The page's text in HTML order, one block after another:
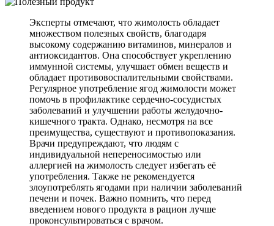
Эксперты отмечают, что жимолость обладает
множеством полезных свойств, благодаря
высокому содержанию витаминов, минералов и
антиоксидантов. Она способствует укреплению
иммунной системы, улучшает обмен веществ и
обладает противовоспалительными свойствами.
Регулярное употребление ягод жимолости может
помочь в профилактике сердечно-сосудистых
заболеваний и улучшении работы желудочно-
кишечного тракта. Однако, несмотря на все
преимущества, существуют и противопоказания.
Врачи предупреждают, что людям с
индивидуальной непереносимостью или
аллергией на жимолость следует избегать её
употребления. Также не рекомендуется
злоупотреблять ягодами при наличии заболеваний
печени и почек. Важно помнить, что перед
введением нового продукта в рацион лучше
проконсультироваться с врачом.